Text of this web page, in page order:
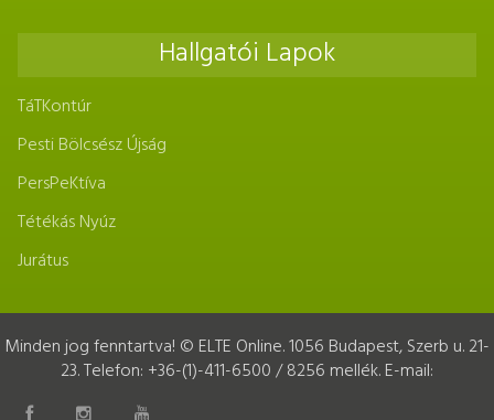
Hallgatói Lapok
TáTKontúr
Pesti Bölcsész Újság
PersPeKtíva
Tétékás Nyúz
Jurátus
Minden jog fenntartva! © ELTE Online. 1056 Budapest, Szerb u. 21-
23. Telefon: +36-(1)-411-6500 / 8256 mellék. E-mail: